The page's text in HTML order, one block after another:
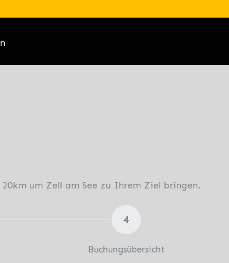
um Zell am See zu Ihrem Ziel bringen.
4
Buchungsübersicht